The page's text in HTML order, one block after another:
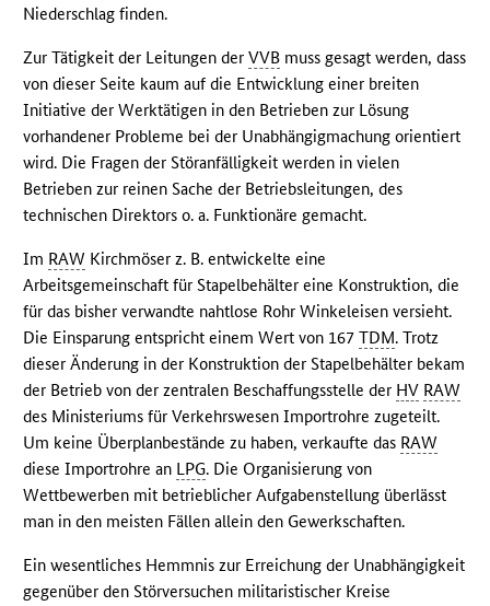
Niederschlag finden.
Zur Tätigkeit der Leitungen derVVB muss gesagt werden, dass
von dieser Seite kaum auf die Entwicklung einer breiten
Initiative der Werktätigen in den Betrieben zur Lösung
vorhandener Probleme bei der Unabhängigmachung orientiert
wird. Die Fragen der Störanfälligkeit werden in vielen
Betrieben zur reinen Sache der Betriebsleitungen, des
technischen Direktors o. a. Funktionäre gemacht.
Im RAW Kirchmöser z. B. entwickelte eine
Arbeitsgemeinschaft für Stapelbehälter eine Konstruktion, die
für das bisher verwandte nahtlose Rohr Winkeleisen versieht.
Die Einsparung entspricht einem Wert von 167TDM. Trotz
dieser Änderung in der Konstruktion der Stapelbehälter bekam
der Betrieb von der zentralen Beschaffungsstelle der HV RAW
des Ministeriums für Verkehrswesen Importrohre zugeteilt.
Um keine Überplanbestände zu haben, verkaufte das RAW
diese Importrohre an LPG. Die Organisierung von
Wettbewerben mit betrieblicher Aufgabenstellung überlässt
man in den meisten Fällen allein den Gewerkschaften.
Ein wesentliches Hemmnis zur Erreichung der Unabhängigkeit
gegenüber den Störversuchen militaristischer Kreise